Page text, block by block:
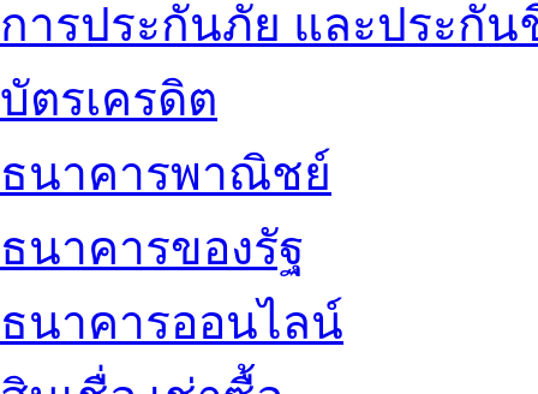
การประกันภัย และประกัน
บัตรเครดิต
ธนาคารพาณิชย์
ธนาคารของรัฐ
ธนาคารออนไลน์